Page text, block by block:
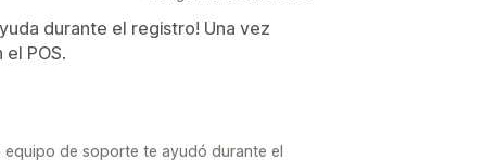
durante el registro! Una vez
POS.
equipo de soporte te ayudó durante el